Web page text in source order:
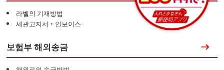
라벨의 기재방법
세관고지서・인보이스
보험부 해외송금